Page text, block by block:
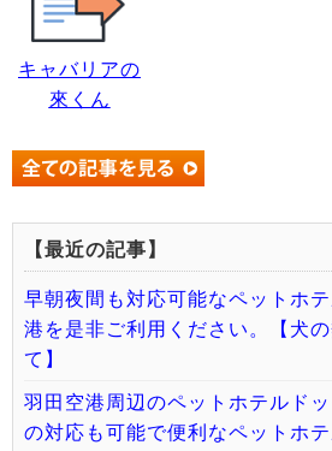
キャバリアの
來くん
【最近の記事】
早朝夜間も対応可能なペットホ
港を是非ご利用ください。【犬
て】
羽田空港周辺のペットホテルド
の対応も可能で便利なペットホ